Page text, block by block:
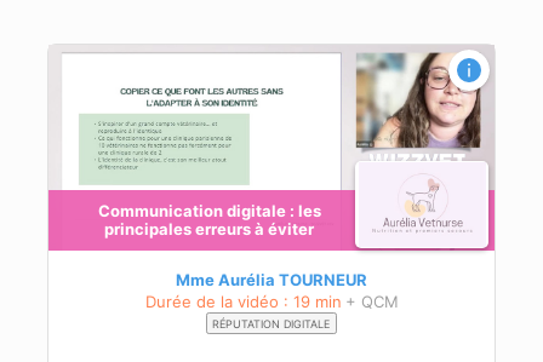
Communication digitale : les
principales erreurs à éviter
Mme Aurélia TOURNEUR
Durée de la vidéo : 19 min + QCM
RÉPUTATION DIGITALE